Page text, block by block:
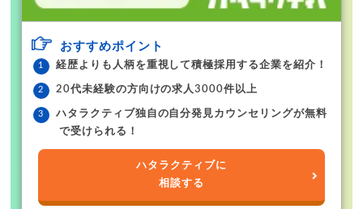
おすすめポイント
経歴よりも人柄を重視して積極採用する企業を紹介！
20代未経験の方向けの求人3000件以上
ハタラクティブ独自の自分発見カウンセリングが無料
で受けられる！
ハタラクティブに
相談する